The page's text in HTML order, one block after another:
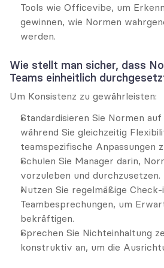
Tools wie Officevibe, um
gewinnen, wie Normen
werden.
Wie stellt man sicher, dass
Teams einheitlich
Um Konsistenz zu gewährleisten:
Standardisieren Sie Normen
während Sie gleichzeitig
teamspezifische Anpassungen
Schulen Sie Manager darin,
vorzuleben und durchzusetzen.
Nutzen Sie regelmäßige
Teambesprechungen, um
bekräftigen.
Sprechen Sie Nichteinhaltung
konstruktiv an, um die